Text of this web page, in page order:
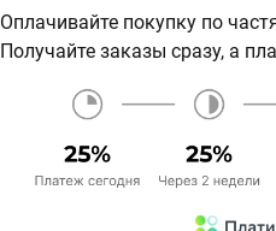
Оплачивайте покупку по
Получайте заказы сразу, а